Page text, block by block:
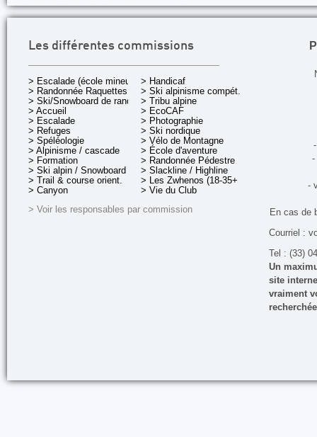
Les différentes commissions
> Escalade (école mineurs)
> Randonnée Raquettes
> Ski/Snowboard de rando.
> Accueil
> Escalade
> Refuges
> Spéléologie
> Alpinisme / cascade
> Formation
> Ski alpin / Snowboard
> Trail & course orient.
> Canyon
> Handicaf
> Ski alpinisme compét.
> Tribu alpine
> EcoCAF
> Photographie
> Ski nordique
> Vélo de Montagne
> École d'aventure
> Randonnée Pédestre
> Slackline / Highline
> Les Zwhenos (18-35+ ans)
> Vie du Club
> Voir les responsables par commission
-
-
En cas de
Courriel :
Tel : (33)
Un
site
vraiment